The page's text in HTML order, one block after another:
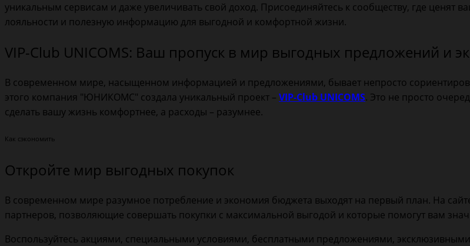
уникальным сервисам и даже увеличивать свой доход. Присоединяйтесь к сообществу, где ценят
лояльности и полезную информацию для выгодной и комфортной жизни.
VIP-Club UNICOMS: Ваш пропуск в мир выгодных предложений и
В современном мире, насыщенном информацией и предложениями, бывает непросто
этого компания "ЮНИКОМС" создала уникальный проект – VIP-Club UNICOMS. Это не просто
сделать вашу жизнь комфортнее, а расходы – разумнее.
Как сэкономить
Откройте мир выгодных покупок
В современном мире разумное потребление и экономия бюджета выходят на первый план. На
партнеров, позволяющие совершать покупки с максимальной выгодой и которые помогут вам
Воспользуйтесь акциями, специальными условиями, бесплатными предложениями,